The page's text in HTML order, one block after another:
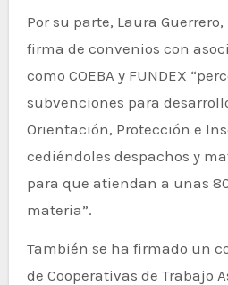
Por su parte, Laura
firma de convenios con
como COEBA y FUNDEX
subvenciones para
Orientación, Protección e
cediéndoles despachos y
para que atiendan a unas
materia”.
También se ha firmado un
de Cooperativas de Trabajo